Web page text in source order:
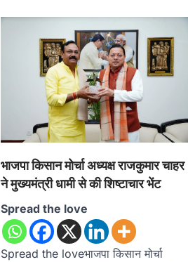
भाजपा किसान मोर्चा अध्यक्ष राजकुमार चाहर
ने मुख्यमंत्री धामी से की शिष्टाचार भेंट
Spread the love
Spread the loveभाजपा किसान मोर्चा